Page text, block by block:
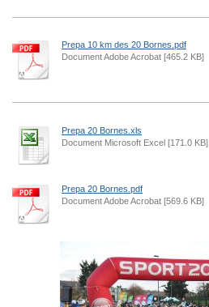
Prepa 10 km des 20 Bornes.pdf
Document Adobe Acrobat [465.2 KB]
Prepa 20 Bornes.xls
Document Microsoft Excel [171.0 KB]
Prepa 20 Bornes.pdf
Document Adobe Acrobat [569.6 KB]